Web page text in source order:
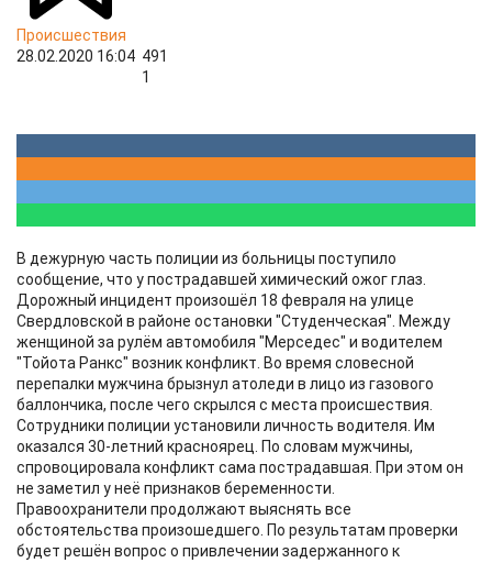
Происшествия
28.02.2020 16:04 491
1
В дежурную часть полиции из больницы поступило
сообщение, что у пострадавшей химический ожог глаз.
Дорожный инцидент произошёл 18 февраля на улице
Свердловской в районе остановки "Студенческая". Между
женщиной за рулём автомобиля "Мерседес" и водителем
"Тойота Ранкс" возник конфликт. Во время словесной
перепалки мужчина брызнул атоледи в лицо из газового
баллончика, после чего скрылся с места происшествия.
Сотрудники полиции установили личность водителя. Им
оказался 30-летний красноярец. По словам мужчины,
спровоцировала конфликт сама пострадавшая. При этом он
не заметил у неё признаков беременности.
Правоохранители продолжают выяснять все
обстоятельства произошедшего. По результатам проверки
будет решён вопрос о привлечении задержанного к